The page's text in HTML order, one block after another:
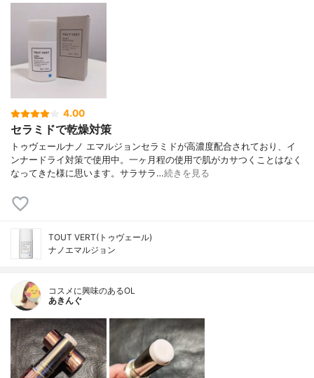
4.00
セラミドで乾燥対策
トゥヴェールナノ エマルジョンセラミドが高濃度配合されており、イ
ンナードライ対策で使用中。一ヶ月程の使用で肌がカサつくことはなく
なってきた様に思います。サラサラ…続きを見る
TOUT VERT(トゥヴェール)
ナノエマルジョン
コスメに興味のあるOL
あきんぐ